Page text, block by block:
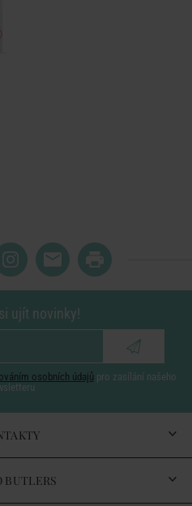
ujít novinky!
osobních údajů pro zasílání našeho
BUTLERS